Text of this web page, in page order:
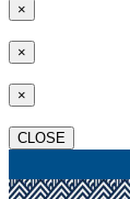
×
×
×
CLOSE